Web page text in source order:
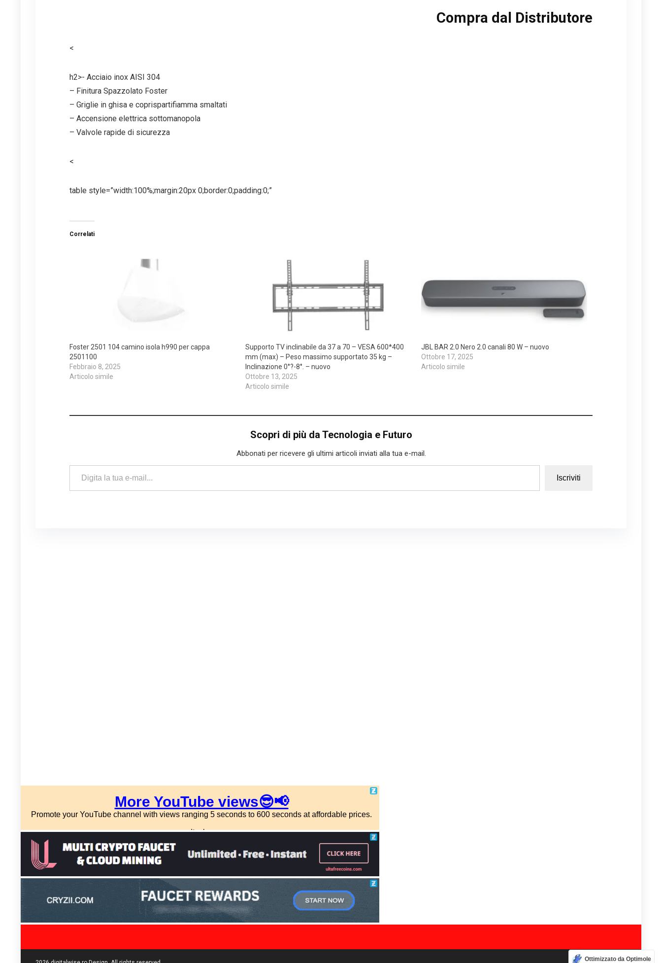
Compra dal Distributore
<
h2>- Acciaio inox AISI 304
– Finitura Spazzolato Foster
– Griglie in ghisa e coprispartifiamma smaltati
– Accensione elettrica sottomanopola
– Valvole rapide di sicurezza
<
table style=”width:100%;margin:20px 0;border:0;padding:0;”
Correlati
Foster 2501 104 camino isola h990 per cappa
2501100
Febbraio 8, 2025
Articolo simile
Supporto TV inclinabile da 37 a 70 – VESA 600*400
mm (max) – Peso massimo supportato 35 kg –
Inclinazione 0°?-8°. – nuovo
Ottobre 13, 2025
Articolo simile
JBL BAR 2.0 Nero 2.0 canali 80 W – nuovo
Ottobre 17, 2025
Articolo simile
Scopri di più da Tecnologia e Futuro
Abbonati per ricevere gli ultimi articoli inviati alla tua e-mail.
Digita la tua e-mail...
Iscriviti
Ottimizzato da Optimole